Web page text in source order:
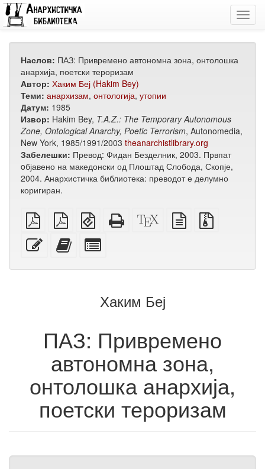
Наслов: ПАЗ: Привремено автономна зона, онтолошка
анархија, поетски тероризам
Автор: Хаким Беј (Hakim Bey)
Теми: анархизам, онтологија, утопии
Датум: 1985
Извор: Hakim Bey, T.A.Z.: The Temporary Autonomous
Zone, Ontological Anarchy, Poetic Terrorism, Autonomedia,
New York, 1985/1991/2003 theanarchistlibrary.org
Забелешки: Превод: Фидан Безделник, 2003. Првпат
oбјавено на македонски од Плоштад Слобода, Скопје,
2004. Анархистичка библиотека: преводот е делумно
коригиран.
обичен
PDF
А4
PDF
печатење
EPUB
(за
мобилни
уреди)
Целосен
HTML
XeLaTeX
извор
изворот
Уреди
текст
Додади
текст
збирката
за
Хаким Беј
ПАЗ: Привремено
автономна зона,
онтолошка анархија,
поетски тероризам